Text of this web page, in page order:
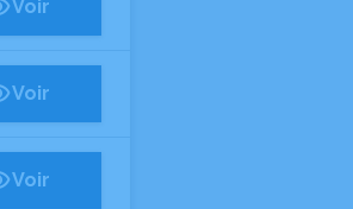
Voir
Voir
Voir